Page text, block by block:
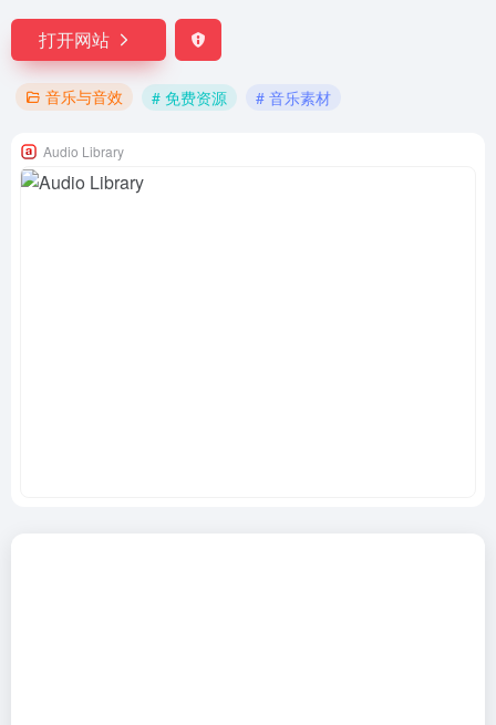
打开网站
音乐与音效 # 免费资源 # 音乐素材
Audio Library